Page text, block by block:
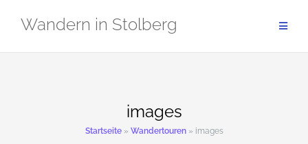
InhaltWandern in Stolberg
images
Startseite» Wandertouren» images